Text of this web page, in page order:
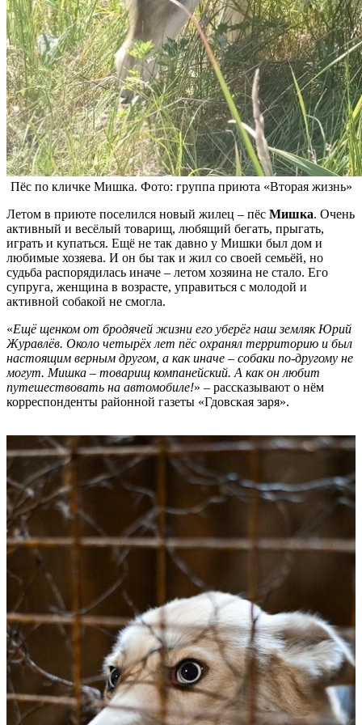
Пёс по кличке Мишка. Фото: группа приюта «Вторая жизнь»
Летом в приюте поселился новый жилец – пёс Мишка. Очень
активный и весёлый товарищ, любящий бегать, прыгать,
играть и купаться. Ещё не так давно у Мишки был дом и
любимые хозяева. И он бы так и жил со своей семьёй, но
судьба распорядилась иначе – летом хозяина не стало. Его
супруга, женщина в возрасте, управиться с молодой и
активной собакой не смогла.
«Ещё щенком от бродячей жизни его уберёг наш земляк Юрий
Журавлёв. Около четырёх лет пёс охранял территорию и был
настоящим верным другом, а как иначе – собаки по-другому не
могут. Мишка – товарищ компанейский. А как он любит
путешествовать на автомобиле!» – рассказывают о нём
корреспонденты районной газеты «Гдовская заря».